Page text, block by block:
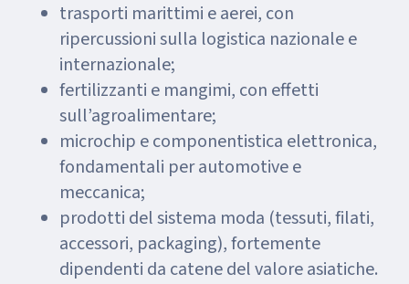
trasporti marittimi e aerei, con
ripercussioni sulla logistica nazionale e
internazionale;
fertilizzanti e mangimi, con effetti
sull’agroalimentare;
microchip e componentistica elettronica,
fondamentali per automotive e
meccanica;
prodotti del sistema moda (tessuti, filati,
accessori, packaging), fortemente
dipendenti da catene del valore asiatiche.